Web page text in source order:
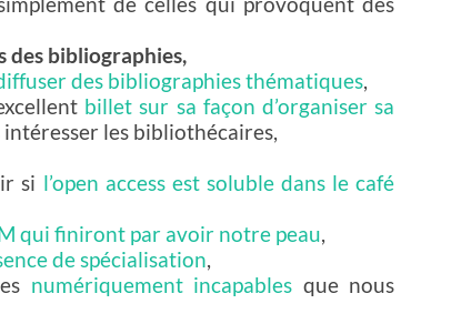
des bibliographies,
des bibliographies thématiques
billet sur sa façon d’organiser sa
intéresser les bibliothécaires,
si l’open access est soluble dans le café
qui finiront par avoir notre peau
de spécialisation
numériquement incapables que nous